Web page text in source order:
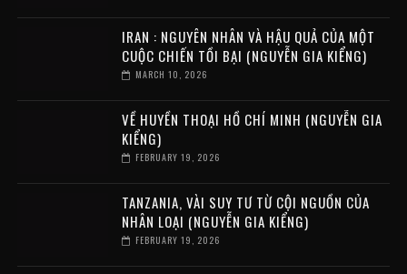
IRAN : NGUYÊN NHÂN VÀ HẬU QUẢ CỦA MỘT
CUỘC CHIẾN TỒI BẠI (NGUYỄN GIA KIỂNG)
MARCH 10, 2026
VỀ HUYỀN THOẠI HỒ CHÍ MINH (NGUYỄN GIA
KIỂNG)
FEBRUARY 19, 2026
TANZANIA, VÀI SUY TƯ TỪ CỘI NGUỒN CỦA
NHÂN LOẠI (NGUYỄN GIA KIỂNG)
FEBRUARY 19, 2026